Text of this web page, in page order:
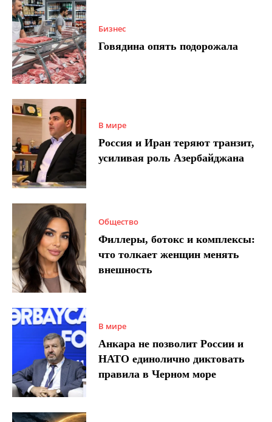
Бизнес
Говядина опять подорожала
В мире
Россия и Иран теряют транзит,
усиливая роль Азербайджана
Общество
Филлеры, ботокс и комплексы:
что толкает женщин менять
внешность
В мире
Анкара не позволит России и
НАТО единолично диктовать
правила в Черном море